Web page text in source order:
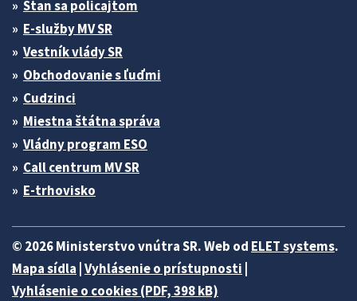
Stan sa policajtom
E-služby MV SR
Vestník vlády SR
Obchodovanie s ľuďmi
Cudzinci
Miestna štátna správa
Vládny program ESO
Call centrum MV SR
E-trhovisko
© 2026 Ministerstvo vnútra SR. Web od ELET systems.
Mapa sídla Vyhlásenie o prístupnosti
Vyhlásenie o cookies (PDF, 398 kB)